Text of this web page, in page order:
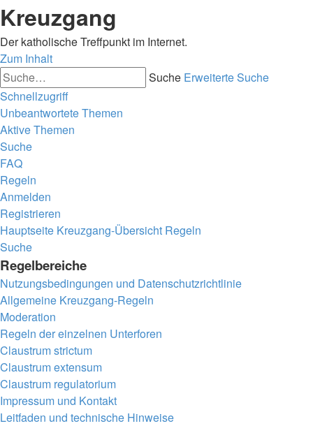
Kreuzgang
Der katholische Treffpunkt im Internet.
Zum Inhalt
Suche Erweiterte Suche
Schnellzugriff
Unbeantwortete Themen
Aktive Themen
Suche
FAQ
Regeln
Anmelden
Registrieren
Hauptseite Kreuzgang-Übersicht Regeln
Suche
Regelbereiche
Nutzungsbedingungen und Datenschutzrichtlinie
Allgemeine Kreuzgang-Regeln
Moderation
Regeln der einzelnen Unterforen
Claustrum strictum
Claustrum extensum
Claustrum regulatorium
Impressum und Kontakt
Leitfaden und technische Hinweise